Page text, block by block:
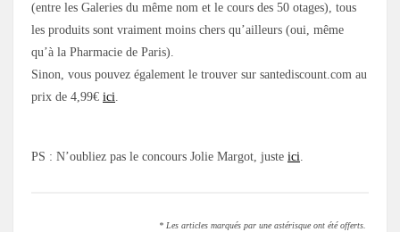
(entre les Galeries du même nom et le cours des 50 otages), tous
les produits sont vraiment moins chers qu’ailleurs (oui, même
qu’à la Pharmacie de Paris).
Sinon, vous pouvez également le trouver sur santediscount.com au
prix de 4,99€ ici.
PS : N’oubliez pas le concours Jolie Margot, juste ici.
* Les articles marqués par une astérisque ont été offerts.